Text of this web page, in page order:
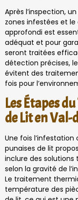
Après l’inspection,
zones infestées et
approfondi est
adéquat et pour
seront traitées
détection précises,
évitent des
fois pour
Les Étapes
de Lit en
Une fois
punaises de lit
inclure des
selon la gravité de
Le traitement
température des